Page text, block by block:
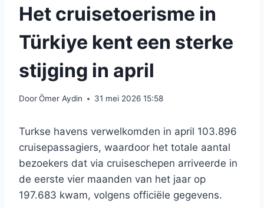
Het cruisetoerisme in
Türkiye kent een sterke
stijging in april
DoorÖmer Aydin 31 mei 2026 15:58
Turkse havens verwelkomden in april 103.896
cruisepassagiers, waardoor het totale aantal
bezoekers dat via cruiseschepen arriveerde in
de eerste vier maanden van het jaar op
197.683 kwam, volgens officiële gegevens.